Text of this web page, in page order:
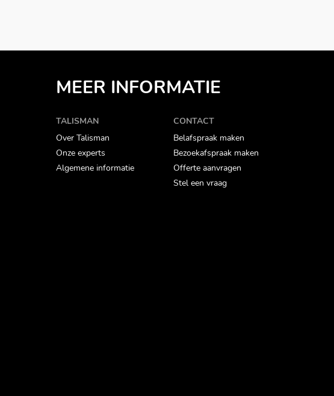
MEER INFORMATIE
TALISMAN
Over Talisman
Onze experts
Algemene informatie
CONTACT
Belafspraak maken
Bezoekafspraak maken
Offerte aanvragen
Stel een vraag